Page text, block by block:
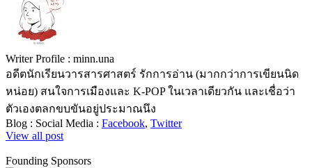
Writer Profile : minn.una
อดีตนักเรียนวารสารศาสตร์ รักการอ่าน (มากกว่าการเขียนนิด
หน่อย) สนใจการเมืองและ K-POP ในเวลาเดียวกัน และเชื่อว่า
ตัวเองตลกขบขันอยู่ประมาณนึง
Blog : Social Media : Facebook, Twitter
View all post
Founding Sponsors